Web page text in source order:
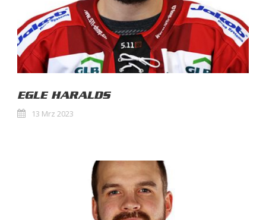
EGLE HARALDS
13 Mrz 2023